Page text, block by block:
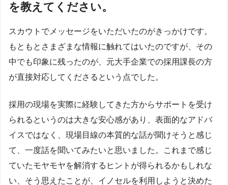
を教えてください。
スカウトでメッセージをいただいたのがきっかけです。
もともとさまざまな情報に触れてはいたのですが、その
中でも印象に残ったのが、元大手企業での採用課長の方
が直接対応してくださるという点でした。
採用の現場を実際に経験してきた方からサポートを受け
られるというのは大きな安心感があり、表面的なアドバ
イスではなく、現場目線の本質的な話が聞けそうと感じ
て、一度話を聞いてみたいと思いました。これまで感じ
ていたモヤモヤを解消するヒントが得られるかもしれな
い、そう思えたことが、イノセルを利用しようと決めた